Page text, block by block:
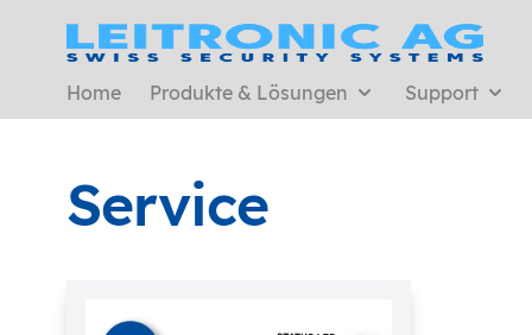
Home Produkte & Lösungen Support
Service